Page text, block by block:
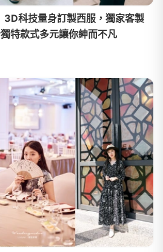
3D科技量身訂製西服，獨家客製
特款式多元讓你紳而不凡